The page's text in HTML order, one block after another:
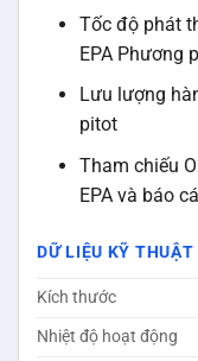
Tốc độ phát
EPA Phương
Lưu lượng
pitot
Tham chiếu
EPA và báo
DỮ LIỆU KỸ
Kích thước
Nhiệt độ hoạt động